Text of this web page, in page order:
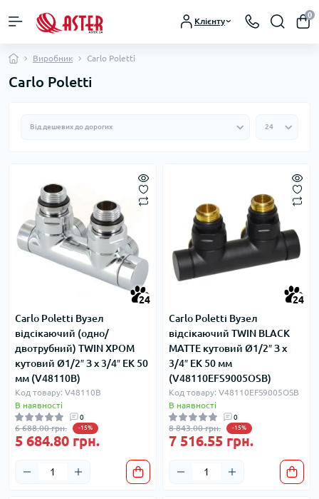
Клієнту
0
Виробник Carlo Poletti
Carlo Poletti
24
Carlo Poletti Вузел
відсікаючий (одно/
двотрубний) TWIN ХРОМ
кутовий Ø1/2″ З x 3/4″ EK 50
мм (V48110B)
Код товару: V48110B
В наявності
0
6 688.00 грн. -15%
5 684.80 грн.
24
Carlo Poletti Вузел
відсікаючий TWIN BLACK
MATTE кутовий Ø1/2″ З x
3/4″ EK 50 мм
(V48110EFS9005OSB)
Код товару: V48110EFS9005OSB
В наявності
0
8 843.00 грн. -15%
7 516.55 грн.